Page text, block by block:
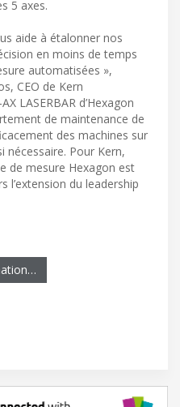
5 axes.
aide à étalonner nos
en moins de temps
automatisées »,
CEO de Kern
LASERBAR d’Hexagon
de maintenance de
des machines sur
nécessaire. Pour Kern,
de mesure Hexagon est
l’extension du leadership